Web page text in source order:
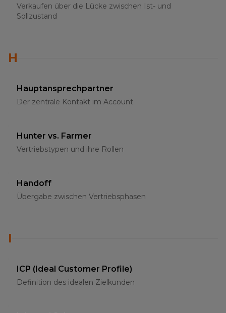
Verkaufen über die Lücke zwischen Ist- und
Sollzustand
H
Hauptansprechpartner
Der zentrale Kontakt im Account
Hunter vs. Farmer
Vertriebstypen und ihre Rollen
Handoff
Übergabe zwischen Vertriebsphasen
I
ICP (Ideal Customer Profile)
Definition des idealen Zielkunden